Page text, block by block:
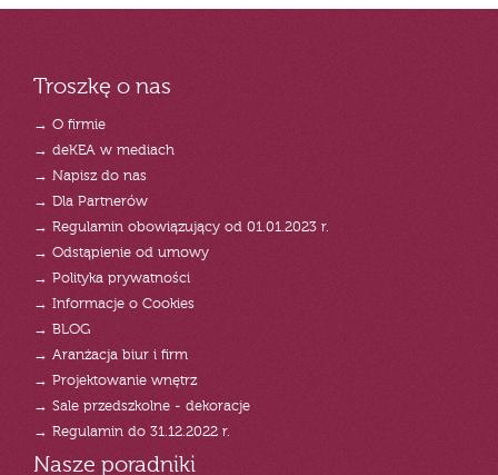
Troszkę o nas
→ O firmie
→ deKEA w mediach
→ Napisz do nas
→ Dla Partnerów
→ Regulamin obowiązujący od 01.01.2023 r.
→ Odstąpienie od umowy
→ Polityka prywatności
→ Informacje o Cookies
→ BLOG
→ Aranżacja biur i firm
→ Projektowanie wnętrz
→ Sale przedszkolne - dekoracje
→ Regulamin do 31.12.2022 r.
Nasze poradniki